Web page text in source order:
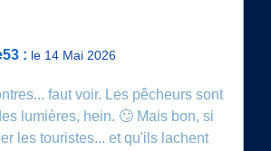
: le 14 Mai 2026
faut voir. Les pêcheurs sont
lumières, hein. 🙄 Mais bon, si
les touristes... et qu'ils lachent